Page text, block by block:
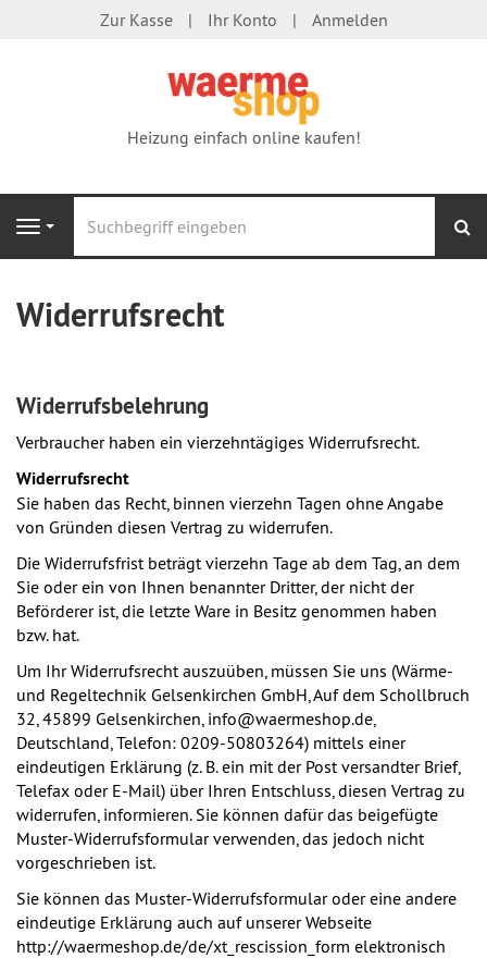
Zur Kasse Ihr Konto Anmelden
Heizung einfach online kaufen!
Navigation
Widerrufsrecht
Widerrufsbelehrung
Verbraucher haben ein vierzehntägiges Widerrufsrecht.
Widerrufsrecht
Sie haben das Recht, binnen vierzehn Tagen ohne Angabe
von Gründen diesen Vertrag zu widerrufen.
Die Widerrufsfrist beträgt vierzehn Tage ab dem Tag, an dem
Sie oder ein von Ihnen benannter Dritter, der nicht der
Beförderer ist, die letzte Ware in Besitz genommen haben
bzw. hat.
Um Ihr Widerrufsrecht auszuüben, müssen Sie uns (Wärme-
und Regeltechnik Gelsenkirchen GmbH, Auf dem Schollbruch
32, 45899 Gelsenkirchen, info@waermeshop.de,
Deutschland, Telefon: 0209-50803264) mittels einer
eindeutigen Erklärung (z. B. ein mit der Post versandter Brief,
Telefax oder E-Mail) über Ihren Entschluss, diesen Vertrag zu
widerrufen, informieren. Sie können dafür das beigefügte
Muster-Widerrufsformular verwenden, das jedoch nicht
vorgeschrieben ist.
Sie können das Muster-Widerrufsformular oder eine andere
eindeutige Erklärung auch auf unserer Webseite
http://waermeshop.de/de/xt_rescission_form elektronisch